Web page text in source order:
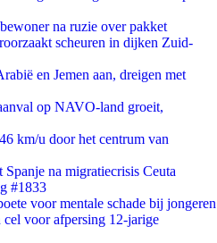
na ruzie over pakket
scheuren in dijken Zuid-
en Jemen aan, dreigen met
op NAVO-land groeit,
km/u door het centrum van
na migratiecrisis Ceuta
#1833
voor mentale schade bij jongeren
voor afpersing 12-jarige